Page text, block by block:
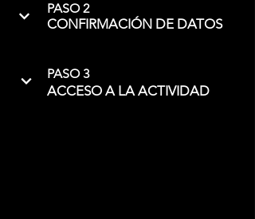
PASO 2
CONFIRMACIÓN DE DATOS
PASO 3
ACCESO A LA ACTIVIDAD